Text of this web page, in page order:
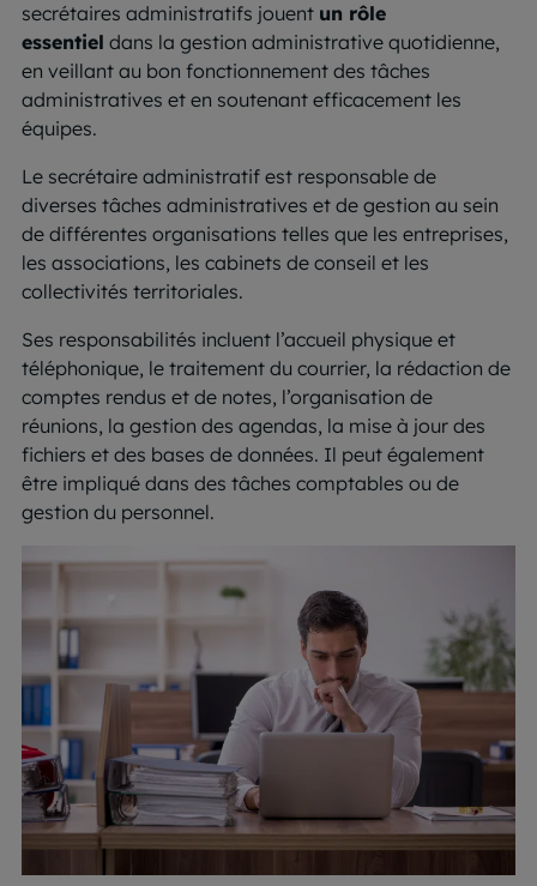
secrétaires administratifs jouent un rôle
essentiel dans la gestion administrative quotidienne,
en veillant au bon fonctionnement des tâches
administratives et en soutenant efficacement les
équipes.
Le secrétaire administratif est responsable de
diverses tâches administratives et de gestion au sein
de différentes organisations telles que les entreprises,
les associations, les cabinets de conseil et les
collectivités territoriales.
Ses responsabilités incluent l’accueil physique et
téléphonique, le traitement du courrier, la rédaction de
comptes rendus et de notes, l’organisation de
réunions, la gestion des agendas, la mise à jour des
fichiers et des bases de données. Il peut également
être impliqué dans des tâches comptables ou de
gestion du personnel.